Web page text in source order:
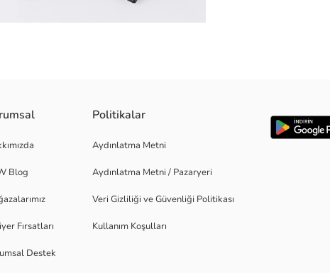
bir araya getirerek günlük tarzınıza zarif bir dokunuş katıyor. Hafif ve
Blog
Fırsatları
Destek
Politikalar
Aydınlatma Metni
Aydınlatma Metni / Pazaryeri
Veri Gizliliği ve Güvenliği Politikası
Kullanım Koşulları